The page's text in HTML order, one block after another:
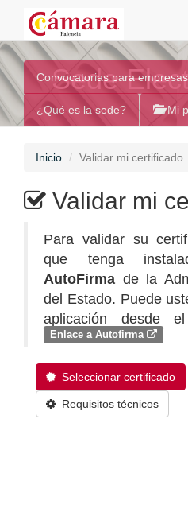
Sede
Convocatorias para empresas
¿Qué es la sede? Mi
Inicio Validar mi certificado
Validar mi
Para validar su
que tenga
AutoFirma de la
del Estado. Puede
aplicación desde
Enlace a Autofirma
Seleccionar certificado
Requisitos técnicos